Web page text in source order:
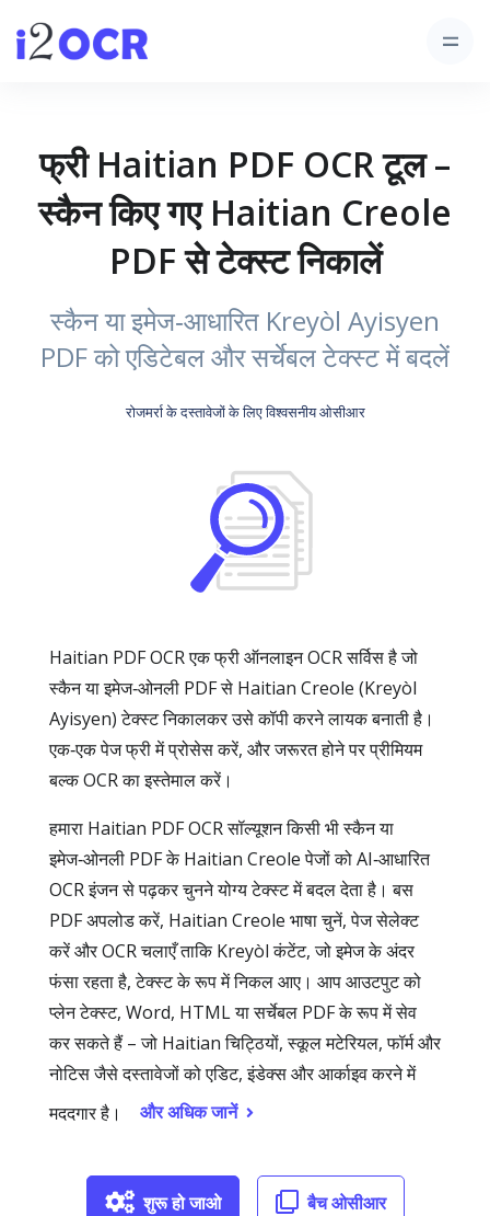
फ्री Haitian PDF OCR टूल –
स्कैन किए गए Haitian Creole
PDF से टेक्स्ट निकालें
स्कैन या इमेज‑आधारित Kreyòl Ayisyen
PDF को एडिटेबल और सर्चेबल टेक्स्ट में बदलें
रोजमर्रा के दस्तावेजों के लिए विश्वसनीय ओसीआर
Haitian PDF OCR एक फ्री ऑनलाइन OCR सर्विस है जो
स्कैन या इमेज‑ओनली PDF से Haitian Creole (Kreyòl
Ayisyen) टेक्स्ट निकालकर उसे कॉपी करने लायक बनाती है।
एक‑एक पेज फ्री में प्रोसेस करें, और जरूरत होने पर प्रीमियम
बल्क OCR का इस्तेमाल करें।
हमारा Haitian PDF OCR सॉल्यूशन किसी भी स्कैन या
इमेज‑ओनली PDF के Haitian Creole पेजों को AI‑आधारित
OCR इंजन से पढ़कर चुनने योग्य टेक्स्ट में बदल देता है। बस
PDF अपलोड करें, Haitian Creole भाषा चुनें, पेज सेलेक्ट
करें और OCR चलाएँ ताकि Kreyòl कंटेंट, जो इमेज के अंदर
फंसा रहता है, टेक्स्ट के रूप में निकल आए। आप आउटपुट को
प्लेन टेक्स्ट, Word, HTML या सर्चेबल PDF के रूप में सेव
कर सकते हैं – जो Haitian चिट्ठियों, स्कूल मटेरियल, फॉर्म और
नोटिस जैसे दस्तावेजों को एडिट, इंडेक्स और आर्काइव करने में
मददगार है।
और अधिक जानें
शुरू हो जाओ बैच ओसीआर